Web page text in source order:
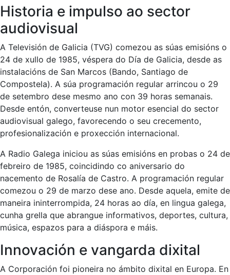
Historia e impulso ao sector
audiovisual
A Televisión de Galicia (TVG) comezou as súas emisións o
24 de xullo de 1985, véspera do Día de Galicia, desde as
instalacións de San Marcos (Bando, Santiago de
Compostela). A súa programación regular arrincou o 29
de setembro dese mesmo ano con 39 horas semanais.
Desde entón, converteuse nun motor esencial do sector
audiovisual galego, favorecendo o seu crecemento,
profesionalización e proxección internacional.
A Radio Galega iniciou as súas emisións en probas o 24 de
febreiro de 1985, coincidindo co aniversario do
nacemento de Rosalía de Castro. A programación regular
comezou o 29 de marzo dese ano. Desde aquela, emite de
maneira ininterrompida, 24 horas ao día, en lingua galega,
cunha grella que abrangue informativos, deportes, cultura,
música, espazos para a diáspora e máis.
Innovación e vangarda dixital
A Corporación foi pioneira no ámbito dixital en Europa. En